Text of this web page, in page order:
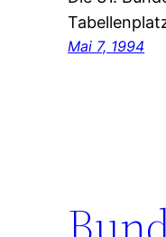
Mai 7, 1994